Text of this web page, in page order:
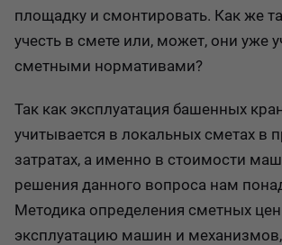
площадку и смонтировать. Как же
учесть в смете или, может, они уже
сметными нормативами?
Так как эксплуатация башенных
учитывается в локальных сметах в
затратах, а именно в стоимости
решения данного вопроса нам
Методика определения сметных
эксплуатацию машин и